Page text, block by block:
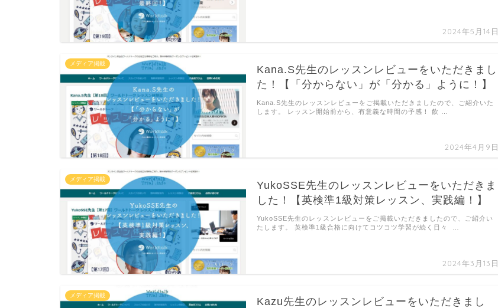
2024年5月14日
メディア掲載
Kana.S先生のレッスンレビューをいただきまし
た！【「分からない」が「分かる」ように！】
2024年4月9日
Kana.S先生のレッスンレビューをご掲載いただきましたので、ご紹介いた
します。 レッスン開始前から、有意義な時間の予感！ 飲 …
メディア掲載
YukoSSE先生のレッスンレビューをいただきま
した！【英検準1級対策レッスン、実践編！】
2024年3月13日
YukoSSE先生のレッスンレビューをご掲載いただきましたので、ご紹介い
たします。 英検準1級合格に向けてコツコツ学習が続く日々 …
メディア掲載
Kazu先生のレッスンレビューをいただきまし